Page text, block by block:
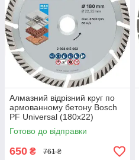
Алмазний відрізний круг по
армованному бетону Bosch
PF Universal (180х22)
(2608615063)
Готово до відправки
650 ₴ 761 ₴